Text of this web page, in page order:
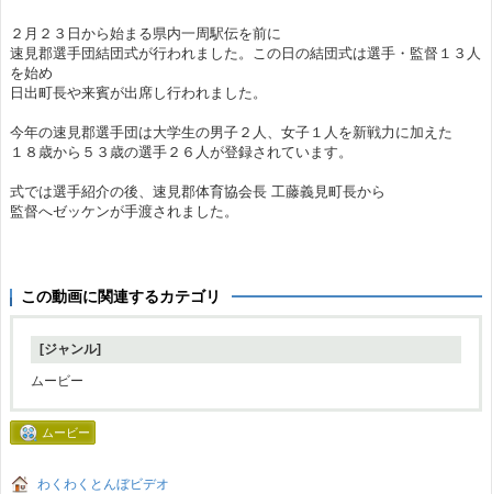
２月２３日から始まる県内一周駅伝を前に
速見郡選手団結団式が行われました。この日の結団式は選手・監督１３人
を始め
日出町長や来賓が出席し行われました。
今年の速見郡選手団は大学生の男子２人、女子１人を新戦力に加えた
１８歳から５３歳の選手２６人が登録されています。
式では選手紹介の後、速見郡体育協会長 工藤義見町長から
監督へゼッケンが手渡されました。
この動画に関連するカテゴリ
[ジャンル]
ムービー
ムービー
わくわくとんぼビデオ